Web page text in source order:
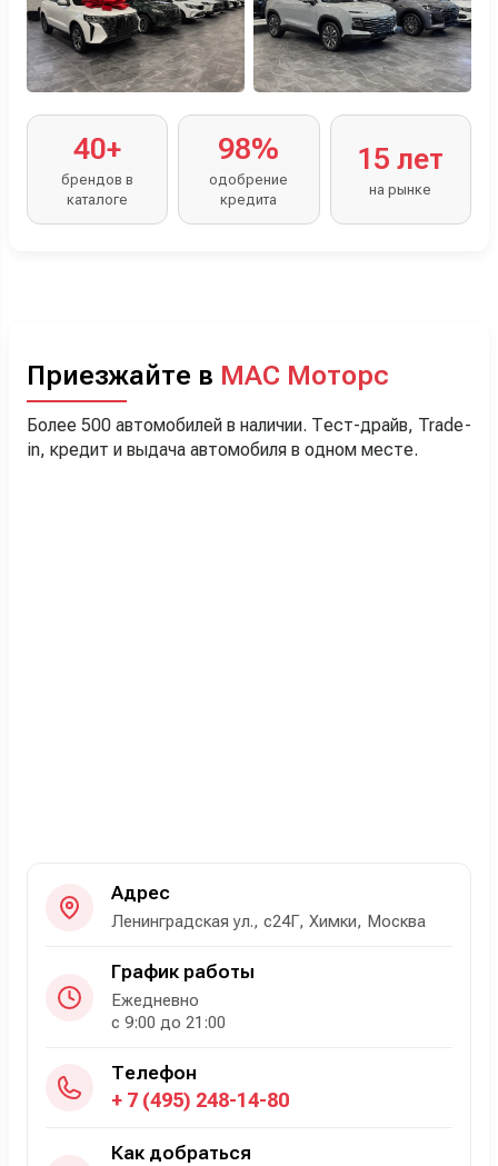
40+
брендов в
каталоге
98%
одобрение
кредита
15 лет
на рынке
Приезжайте в МАС Моторс
Более 500 автомобилей в наличии. Тест-драйв, Trade-
in, кредит и выдача автомобиля в одном месте.
Адрес
Ленинградская ул., с24Г, Химки, Москва
График работы
Ежедневно
с 9:00 до 21:00
Телефон
+ 7 (495) 248-14-80
Как добраться